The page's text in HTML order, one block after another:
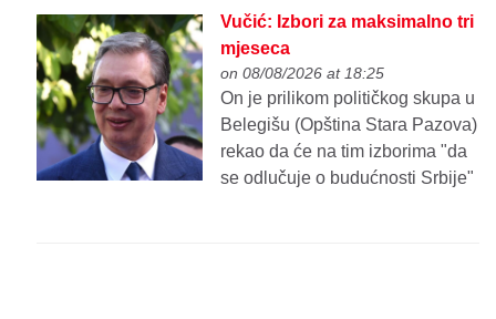
Vučić: Izbori za maksimalno tri
mjeseca
on 08/08/2026 at 18:25
On je prilikom političkog skupa u
Belegišu (Opština Stara Pazova)
rekao da će na tim izborima "da
se odlučuje o budućnosti Srbije"